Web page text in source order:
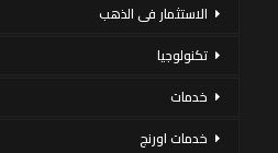
الاستثمار فى الذهب
تكنولوجيا
خدمات
خدمات اورنج